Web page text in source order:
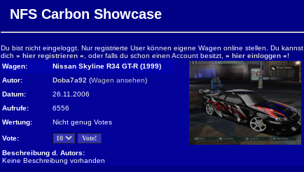
NFS Carbon Showcase
Du bist nicht eingeloggt. Nur registrierte User können eigene Wagen online stellen. Du kannst
dich » hier registrieren « , oder falls du schon einen Account besitzt, » hier einloggen «!
Wagen:
Nissan Skyline R34 GT-R (1999)
Autor:
Doba7a92 (Wagen ansehen)
Datum:
26.11.2006
Aufrufe:
6556
Wertung:
Nicht genug Votes
Vote:
Beschreibung d. Autors:
Keine Beschreibung vorhanden